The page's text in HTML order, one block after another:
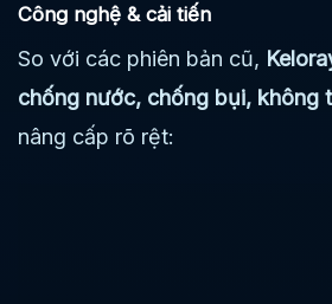
Công nghệ & cải tiến
So với các phiên bản cũ,
chống nước, chống bụi, không
nâng cấp rõ rệt: